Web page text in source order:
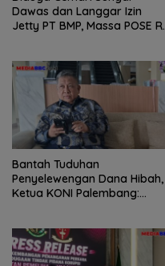
Dawas dan Langgar Izin
Jetty PT BMP, Massa POSE RI
Tuntas
Bantah Tuduhan
Penyelewengan Dana Hibah,
Ketua KONI Palembang: